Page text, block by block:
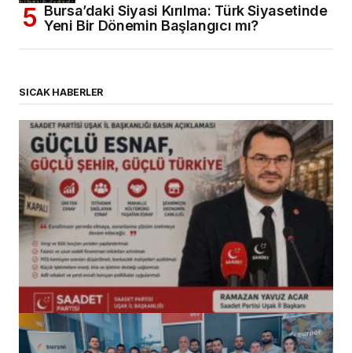
Bursa’daki Siyasi Kırılma: Türk Siyasetinde
Yeni Bir Dönemin Başlangıcı mı?
SICAK HABERLER
(başlıksız)
Alaattin Karahan tarafından 14/07/2026